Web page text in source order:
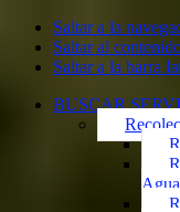
Saltar a la
Saltar al
Saltar a la barra
BUSCAR